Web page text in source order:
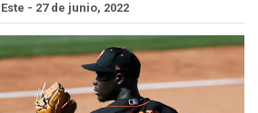
- 27 de junio, 2022